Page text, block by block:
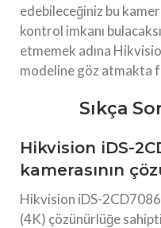
edebileceğiniz bu
kontrol imkanı
etmemek adına
modeline göz atmakta
Sıkça
Hikvision iDS-
kamerasının
Hikvision iDS-
(4K) çözünürlüğe